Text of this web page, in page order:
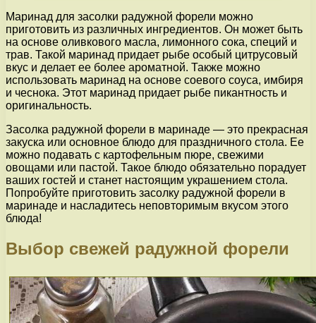
Маринад для засолки радужной форели можно
приготовить из различных ингредиентов. Он может быть
на основе оливкового масла, лимонного сока, специй и
трав. Такой маринад придает рыбе особый цитрусовый
вкус и делает ее более ароматной. Также можно
использовать маринад на основе соевого соуса, имбиря
и чеснока. Этот маринад придает рыбе пикантность и
оригинальность.
Засолка радужной форели в маринаде — это прекрасная
закуска или основное блюдо для праздничного стола. Ее
можно подавать с картофельным пюре, свежими
овощами или пастой. Такое блюдо обязательно порадует
ваших гостей и станет настоящим украшением стола.
Попробуйте приготовить засолку радужной форели в
маринаде и насладитесь неповторимым вкусом этого
блюда!
Выбор свежей радужной форели